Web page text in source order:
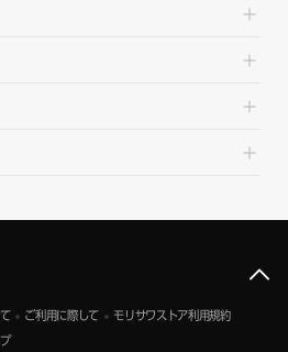
ご利用に際して モリサワストア利用規約